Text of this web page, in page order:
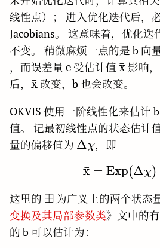
线性点）； 进入优化迭代后，
Jacobians。 这意味着，优化迭
不变。 稍微麻烦一点的是 b 向
，而误差量 \rm
e受估计值 \rm
\bar{x}
x
ˉ影响
后， \rm
x
ˉ改变，b 也会改变。
OKVIS 使用一阶线性化来估计
值。 记最初线性点的状态估计
量的偏移值为 \rm
Δχ，即
\rm
x
ˉ = Exp(Δχ)
这里的 \boxplus
⊞为广义上的两个状态
变换及其局部参数类》文中的
的 b 可以估计为：